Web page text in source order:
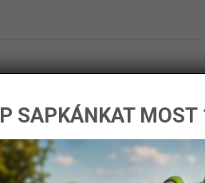
-30%
SAPKÁNKAT MOST